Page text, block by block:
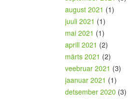
august 2021 (1)
juuli 2021 (1)
mai 2021 (1)
aprill 2021 (2)
märts 2021 (2)
veebruar 2021 (3)
jaanuar 2021 (1)
detsember 2020 (3)